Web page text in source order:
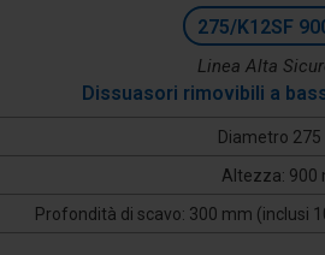
275/K12SF
Linea Alta
Dissuasori rimovibili a
Diametro
Altezza: 900
Profondità di scavo: 300 mm (inclusi